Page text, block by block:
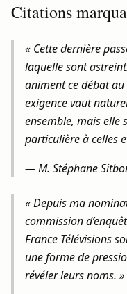
Citations
« Cette dernière
laquelle sont
animent ce débat
exigence vaut
ensemble, mais elle
particulière à celles
—M. Stéphane
« Depuis ma
commission
France Télévisions
une forme de
révéler leurs noms. »